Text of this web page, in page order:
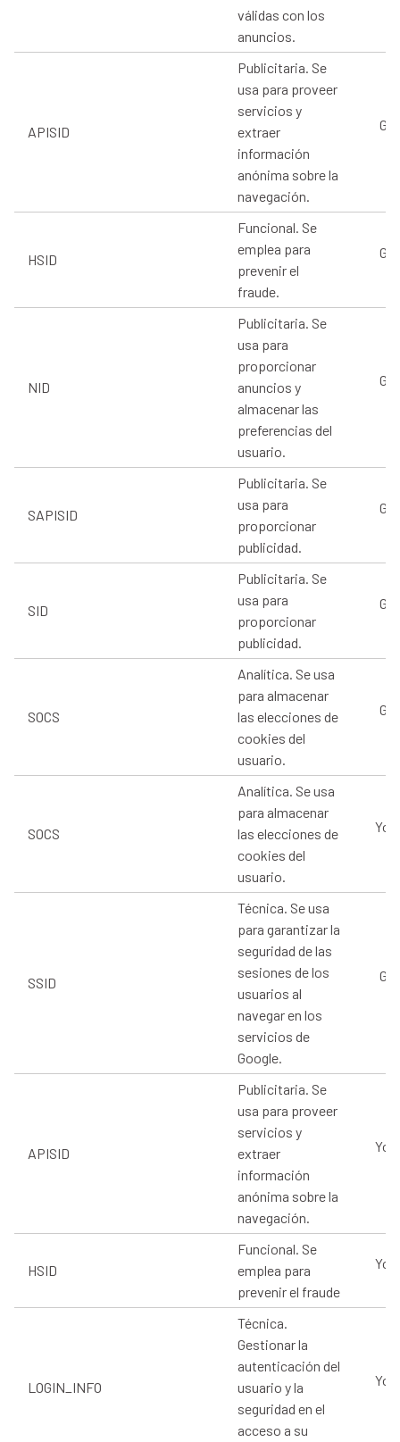
válidas con los
anuncios.
APISID
Publicitaria. Se
usa para proveer
servicios y
extraer
información
anónima sobre la
navegación.
HSID
Funcional. Se
emplea para
prevenir el
fraude.
NID
Publicitaria. Se
usa para
proporcionar
anuncios y
almacenar las
preferencias del
usuario.
SAPISID
Publicitaria. Se
usa para
proporcionar
publicidad.
SID
Publicitaria. Se
usa para
proporcionar
publicidad.
SOCS
Analítica. Se usa
para almacenar
las elecciones de
cookies del
usuario.
SOCS
Analítica. Se usa
para almacenar
las elecciones de
cookies del
usuario.
SSID
Técnica. Se usa
para garantizar la
seguridad de las
sesiones de los
usuarios al
navegar en los
servicios de
Google.
APISID
Publicitaria. Se
usa para proveer
servicios y
extraer
información
anónima sobre la
navegación.
HSID
Funcional. Se
emplea para
prevenir el fraude
LOGIN_INFO
Técnica.
Gestionar la
autenticación del
usuario y la
seguridad en el
acceso a su